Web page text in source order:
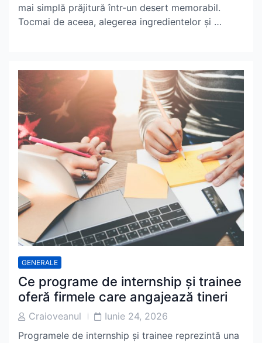
mai simplă prăjitură într-un desert memorabil.
Tocmai de aceea, alegerea ingredientelor și …
GENERALE
Ce programe de internship și trainee
oferă firmele care angajează tineri
PostCraioveanul
PostIunie 24, 2026
Programele de internship și trainee reprezintă una